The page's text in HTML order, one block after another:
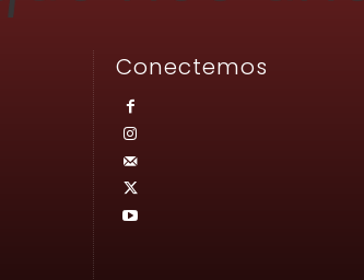
Conectemos